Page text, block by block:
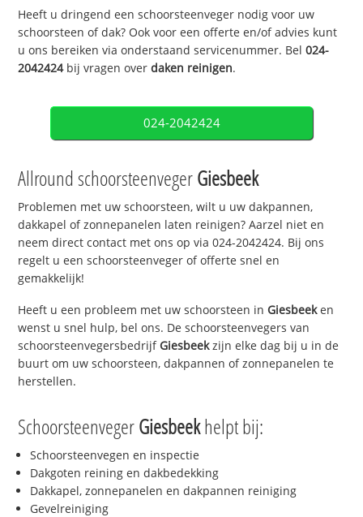
Heeft u dringend een schoorsteenveger nodig voor uw
schoorsteen of dak? Ook voor een offerte en/of advies kunt
u ons bereiken via onderstaand servicenummer. Bel024-
2042424bij vragen overdaken reinigen.
024-2042424
Allround schoorsteenvegerGiesbeek
Problemen met uw schoorsteen, wilt u uw dakpannen,
dakkapel of zonnepanelen laten reinigen? Aarzel niet en
neem direct contact met ons op via 024-2042424. Bij ons
regelt u een schoorsteenveger of offerte snel en
gemakkelijk!
Heeft u een probleem met uw schoorsteen in Giesbeeken
wenst u snel hulp, bel ons. De schoorsteenvegers van
schoorsteenvegersbedrijf Giesbeekzijn elke dag bij u in de
buurt om uw schoorsteen, dakpannen of zonnepanelen te
herstellen.
SchoorsteenvegerGiesbeekhelpt bij:
Schoorsteenvegen en inspectie
Dakgoten reining en dakbedekking
Dakkapel, zonnepanelen en dakpannen reiniging
Gevelreiniging